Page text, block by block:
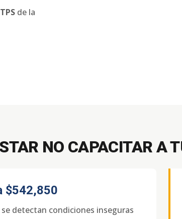
de la
NO CAPACITAR A
$542,850
se detectan condiciones inseguras